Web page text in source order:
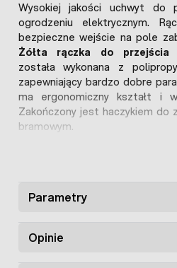
Wysokiej jakości uchwyt do
ogrodzeniu elektrycznym.
bezpieczne wejście na pole
Żółta rączka do przejścia
została wykonana z
zapewniający bardzo dobre
ma ergonomiczny kształt i
Zakończony jest haczykiem do
bramowym.
Jaskrawy kolor sprawia, że
które z pewnością sprawdzi się
Parametry
Opinie